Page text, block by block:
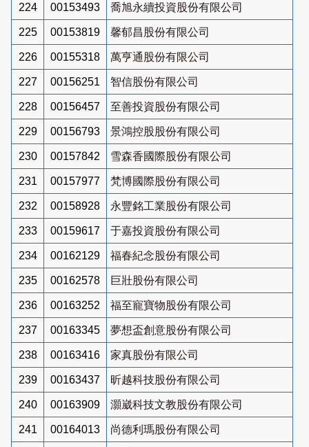
224 00153493 喬旭永續投資股份有限公司
225 00153819 馨郁昌股份有限公司
226 00155318 萬亨通股份有限公司
227 00156251 智信股份有限公司
228 00156457 至善投資股份有限公司
229 00156793 景鴻控股股份有限公司
230 00157842 雪森香國際股份有限公司
231 00157977 梵博國際股份有限公司
232 00158928 永豐銘工業股份有限公司
233 00159617 于嘉投資股份有限公司
234 00162129 福春紀念股份有限公司
235 00162578 巨壯股份有限公司
236 00163252 福至寵寶物股份有限公司
237 00163345 夢想盃創意股份有限公司
238 00163416 家真股份有限公司
239 00163437 昕越科技股份有限公司
240 00163909 灝崴科技文教股份有限公司
241 00164013 尚德利瑪股份有限公司